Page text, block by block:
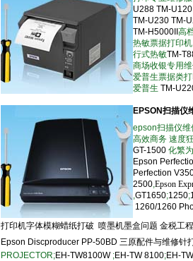
U288 TM-
TM-U230 TM-
TM-H5000II 高
热敏票据打印
行式热敏TM-
商场收银专用
爱普生票据类
爱普生 TM-
EPSON扫描仪
epson扫描仪维
高效商务 速度
GT-1500化繁
Epson
Perfection
2500,Epson
,GT1650;1250;
1260/1260
打印机字体模糊蜡纸打破 喷墨机墨盒问题 金税工
Epson Discproducer PP-50BD 三原配件与维修针
PROJECTOR;EH-TW8100W;EH-TW 8100;EH-